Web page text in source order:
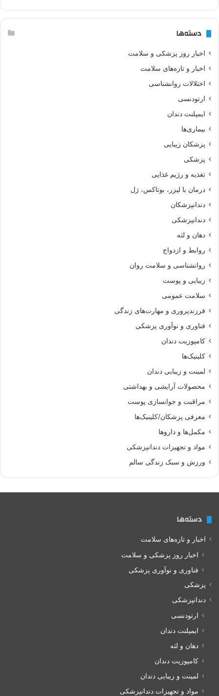
دسته‌ها
اخبار روز پزشکی و سلامت
اخبار و تازه‌های سلامت
اختلالات روانشناسی
ارتودنسی
ایمپلنت دندان
بیماری‌ها
پزشکان زیبایی
پزشکی
تغذیه و رژیم غذایی
درمان با لیزر، بوتاکس، ژل
دندانپزشکان
دندانپزشکی
دهان و لثه
روابط و ازدواج
روانشناسی و سلامت روان
زیبایی و پوست
سلامت عمومی
فرزندپروری و مهارت‌های زندگی
فناوری و نوآوری پزشکی
کامپوزیت دندان
کلینیک‌ها
لمینت و زیبایی دندان
محصولات آرایشی و بهداشتی
مراقبت و جوانسازی پوست
معرفی پزشکان/کلینیک‌ها
مکمل‌ها و داروها
مواد و تجهیزات دندانپزشکی
ورزش و سبک زندگی سالم
دسته‌ها
اخبار و تازه‌های سلامت
اخبار روز پزشکی و سلامت
فناوری و نوآوری پزشکی
پزشکی
دندانپزشکی
ارتودنسی
ایمپلنت دندان
دهان و لثه
کامپوزیت دندان
لمینت و زیبایی دندان
مواد و تجهیزات دندانپزشکی